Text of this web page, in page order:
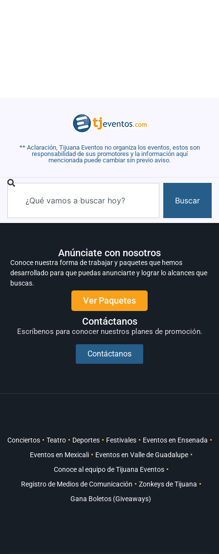
** Aclaración, Tijuana Eventos no organiza los eventos, estos son
responsabilidad de sus promotores y la información aquí
mencionada puede cambiar sin previo aviso.
Buscar
Anúnciate con nosotros
Conoce nuestra forma de trabajar y paquetes que hemos
desarrollado para que puedas anunciarte y lograr lo alcances que
buscas.
Ver Paquetes
Contáctanos
Escríbenos para conocer nuestros planes de promoción.
Contáctanos
Conciertos Teatro Deportes Festivales
Eventos en Ensenada
Eventos en Mexicali
Eventos en Valle de Guadalupe
Conoce al equipo de Tijuana Eventos
Registro de Medios de Comunicación
Zonkeys de Tijuana
Gana Boletos (Giveaways)